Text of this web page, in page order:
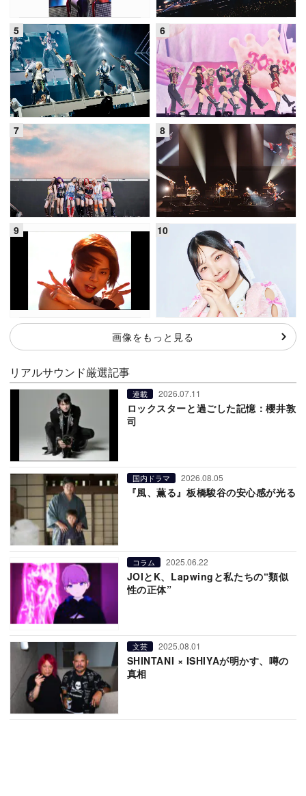
画像をもっと見る
リアルサウンド厳選記事
連載 2026.07.11
ロックスターと過ごした記憶：櫻井敦
司
国内ドラマ 2026.08.05
『風、薫る』板橋駿谷の安心感が光る
コラム 2025.06.22
JOIとK、Lapwingと私たちの“類似
性の正体”
文芸 2025.08.01
SHINTANI × ISHIYAが明かす、噂の
真相